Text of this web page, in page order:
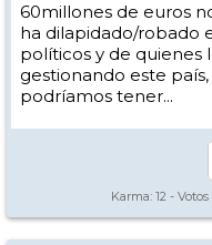
60millones de euros
ha dilapidado/robado
políticos y de quienes
gestionando este
podríamos tener...
Karma: 12 -